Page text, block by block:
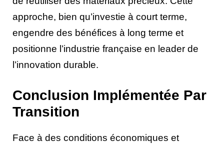
approche, bien qu’investie à court terme,
engendre des bénéfices à long terme et
positionne l’industrie française en leader de
l’innovation durable.
Conclusion Implémentée Par
Transition
Face à des conditions économiques et